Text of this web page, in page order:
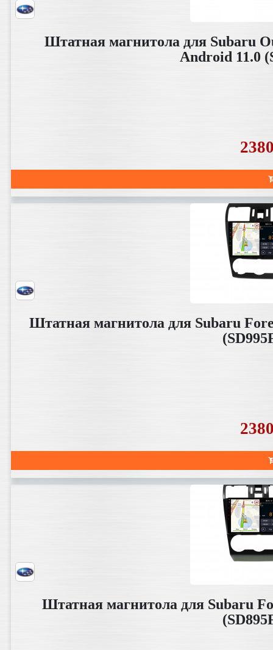
Штатная магнитола для Subaru
Android 11.0
Штатная магнитола для Subaru
Штатная магнитола для Subaru